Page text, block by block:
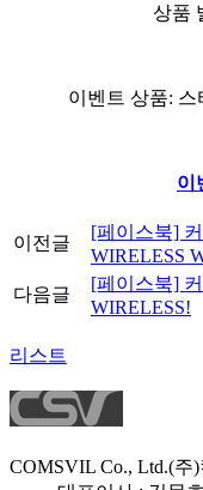
상품
이벤트 상품: 스
이
이전글
[페이스북]
WIRELESS
다음글
[페이스북]
WIRELESS!
리스트
COMSVIL Co., Ltd.(주)